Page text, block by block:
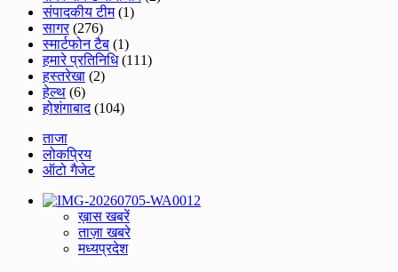
संपादकीय टीम(1)
सागर(276)
स्मार्टफोन टैब (1)
हमारे प्रतिनिधि(111)
हस्तरेखा (2)
हेल्थ (6)
होशंगाबाद(104)
ताजा
लोकप्रिय
ऑटो गैजेट
ख़ास खबरें
ताज़ा खबरे
मध्यप्रदेश